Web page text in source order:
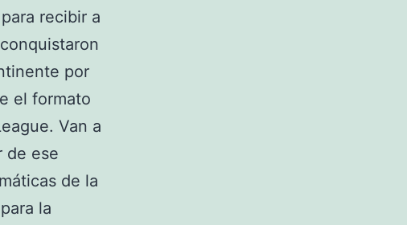
recibir a
por
el formato
Van a
de ese
de la
la